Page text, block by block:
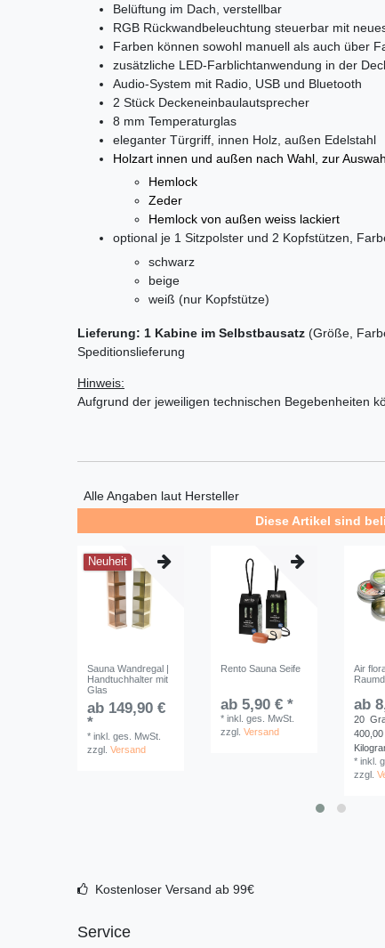
Belüftung im Dach, verstellbar
RGB Rückwandbeleuchtung steuerbar mit
Farben können sowohl manuell als auch über
zusätzliche LED-Farblichtanwendung in der
Audio-System mit Radio, USB und Bluetooth
2 Stück Deckeneinbaulautsprecher
8 mm Temperaturglas
eleganter Türgriff, innen Holz, außen Edelstahl
Holzart innen und außen nach Wahl, zur
Hemlock
Zeder
Hemlock von außen weiss lackiert
optional je 1 Sitzpolster und 2 Kopfstützen,
schwarz
beige
weiß (nur Kopfstütze)
Lieferung: 1 Kabine im Selbstbausatz (Größe,
Speditionslieferung
Hinweis:
Aufgrund der jeweiligen technischen Begebenheiten
Alle Angaben laut Hersteller
Diese Artikel sind
Neuheit
Sauna Wandregal |
Handtuchhalter mit
Glas
ab 149,90 €
*
*inkl. ges. MwSt.
zzgl.Versand
Rento Sauna Seife
ab 5,90 € *
*inkl. ges. MwSt.
zzgl.Versand
Air
ab
20
400,00
*inkl.
zzgl.
Kostenloser Versand ab 99€
Service